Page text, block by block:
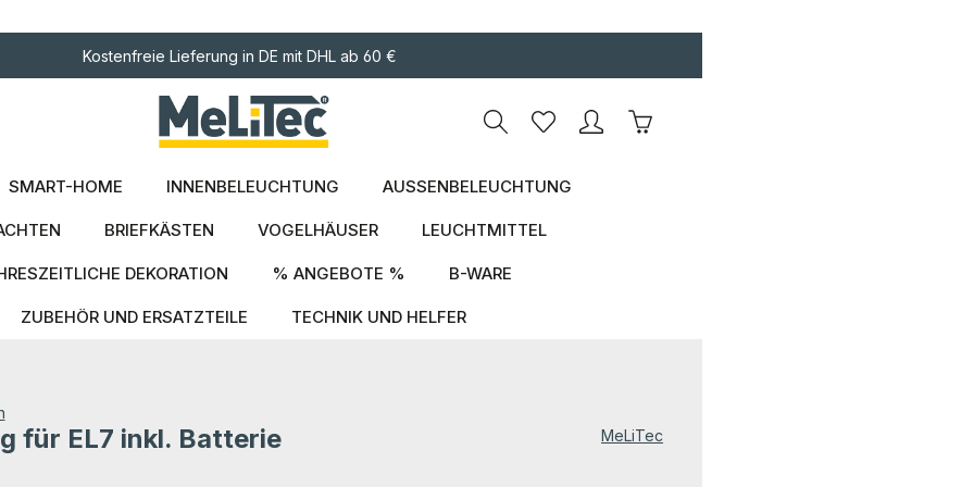
Kostenfreie Lieferung in DE mit DHL ab 60 €
Warenkorb enthält 0 Positionen. Der
SMART-HOME INNENBELEUCHTUNG AUSSENBELEUCHTUNG
BRIEFKÄSTEN VOGELHÄUSER LEUCHTMITTEL
DEKORATION % ANGEBOTE % B-WARE
ZUBEHÖR UND ERSATZTEILE TECHNIK UND HELFER
von 0 von 5 Sternen
für EL7 inkl. Batterie MeLiTec